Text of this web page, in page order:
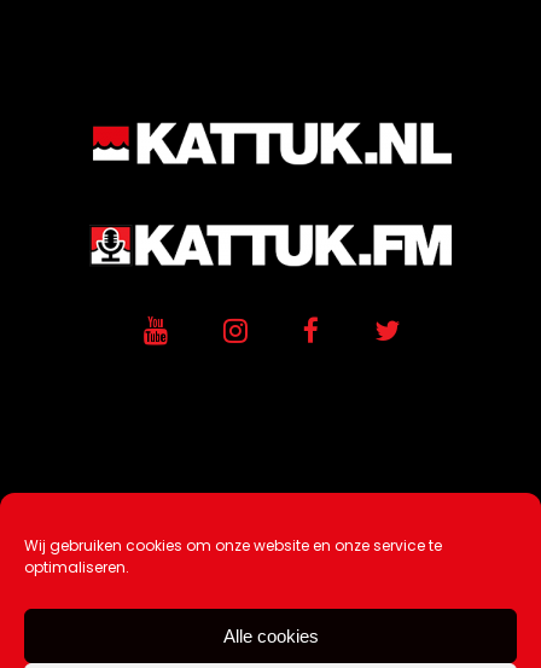
Wij gebruiken cookies om onze website en onze service te
optimaliseren.
Alle cookies
Ontwikkeling / Hosting doorAtSea
Over Ons |Tip de redactie